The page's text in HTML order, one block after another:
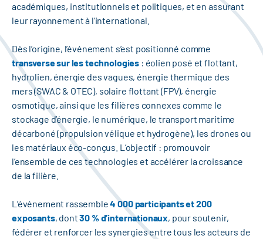
académiques, institutionnels et politiques, et en assurant
leur rayonnement à l’international.
Dès l’origine, l’événement s’est positionné comme
transverse sur les technologies : éolien posé et flottant,
hydrolien, énergie des vagues, énergie thermique des
mers (SWAC & OTEC), solaire flottant (FPV), énergie
osmotique, ainsi que les filières connexes comme le
stockage d’énergie, le numérique, le transport maritime
décarboné (propulsion vélique et hydrogène), les drones ou
les matériaux éco-conçus. L’objectif : promouvoir
l’ensemble de ces technologies et accélérer la croissance
de la filière.
L’événement rassemble4 000 participants et 200
exposants, dont30 % d’internationaux, pour soutenir,
fédérer et renforcer les synergies entre tous les acteurs de